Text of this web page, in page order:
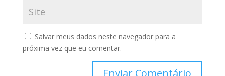
Salvar meus dados neste navegador para a
próxima vez que eu comentar.